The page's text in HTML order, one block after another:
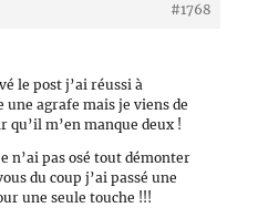
#1768
le post j’ai réussi à
une agrafe mais je viens de
qu’il m’en manque deux !
n’ai pas osé tout démonter
du coup j’ai passé une
une seule touche !!!